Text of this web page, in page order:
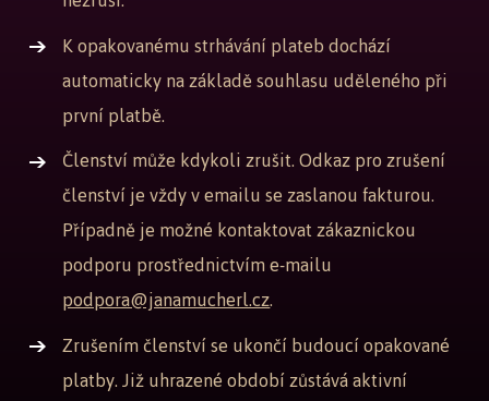
K opakovanému strhávání plateb dochází
automaticky na základě souhlasu uděleného při
první platbě.
Členství může kdykoli zrušit. Odkaz pro zrušení
členství je vždy v emailu se zaslanou fakturou.
Případně je možné kontaktovat zákaznickou
podporu prostřednictvím e-mailu
podpora@janamucherl.cz.
Zrušením členství se ukončí budoucí opakované
platby. Již uhrazené období zůstává aktivní